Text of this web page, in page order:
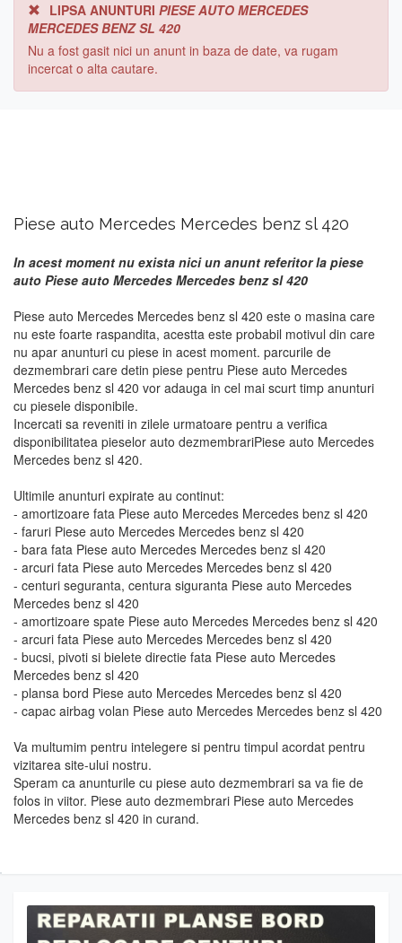
LIPSA ANUNTURI PIESE AUTO MERCEDES
MERCEDES BENZ SL 420
Nu a fost gasit nici un anunt in baza de date, va rugam
incercat o alta cautare.
Piese auto Mercedes Mercedes benz sl 420
In acest moment nu exista nici un anunt referitor la piese
auto Piese auto Mercedes Mercedes benz sl 420
Piese auto Mercedes Mercedes benz sl 420 este o masina care
nu este foarte raspandita, acestta este probabil motivul din care
nu apar anunturi cu piese in acest moment. parcurile de
dezmembrari care detin piese pentru Piese auto Mercedes
Mercedes benz sl 420 vor adauga in cel mai scurt timp anunturi
cu piesele disponibile.
Incercati sa reveniti in zilele urmatoare pentru a verifica
disponibilitatea pieselor auto dezmembrariPiese auto Mercedes
Mercedes benz sl 420.
Ultimile anunturi expirate au continut:
- amortizoare fata Piese auto Mercedes Mercedes benz sl 420
- faruri Piese auto Mercedes Mercedes benz sl 420
- bara fata Piese auto Mercedes Mercedes benz sl 420
- arcuri fata Piese auto Mercedes Mercedes benz sl 420
- centuri seguranta, centura siguranta Piese auto Mercedes
Mercedes benz sl 420
- amortizoare spate Piese auto Mercedes Mercedes benz sl 420
- arcuri fata Piese auto Mercedes Mercedes benz sl 420
- bucsi, pivoti si bielete directie fata Piese auto Mercedes
Mercedes benz sl 420
- plansa bord Piese auto Mercedes Mercedes benz sl 420
- capac airbag volan Piese auto Mercedes Mercedes benz sl 420
Va multumim pentru intelegere si pentru timpul acordat pentru
vizitarea site-ului nostru.
Speram ca anunturile cu piese auto dezmembrari sa va fie de
folos in viitor. Piese auto dezmembrari Piese auto Mercedes
Mercedes benz sl 420 in curand.